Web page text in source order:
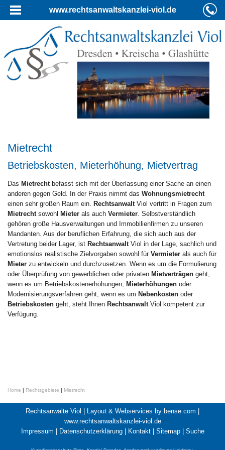
www.rechtsanwaltskanzlei-viol.de
Mietrecht
Betriebskosten, Mieterhöhung, Mietvertrag
Das Mietrecht befasst sich mit der Überlassung einer Sache an einen
anderen gegen Geld. In der Praxis nimmt das Wohnungsmietrecht
einen sehr großen Raum ein. Rechtsanwalt Viol vertritt in Fragen zum
Mietrecht sowohl Mieter als auch Vermieter . Selbstverständlich
gehören große Hausverwaltungen und Immobilienfirmen zu unseren
Mandanten. Aus der beruflichen Erfahrung, die sich auch aus der
Vertretung beider Lager, ist Rechtsanwalt Viol in der Lage, sachlich und
emotionslos realistische Zielvorgaben sowohl für Vermieter als auch für
Mieter zu entwickeln und durchzusetzen. Wenn es um die Formulierung
oder Überprüfung von gewerblichen oder privaten Mietverträgen geht,
wenn es um Betriebskostenerhöhungen, Mieterhöhungen oder
Modernisierungsverfahren geht, wenn es um Nebenkosten oder
Betriebskosten geht, steht Ihnen Rechtsanwalt Viol kompetent zur
Verfügung.
Home | Rechtsgebiete | Mietrecht
Rechtsanwälte Viol | Layout & Webservices by bense.com |
www.rechtsanwaltskanzlei-viol.de
Impressum | Datenschutzerklärung| Kontakt| Sitemap| Suche